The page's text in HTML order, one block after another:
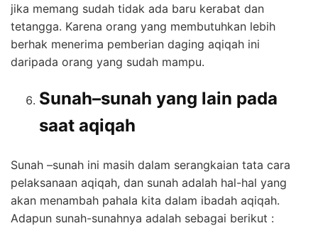
jika memang sudah tidak ada baru kerabat dan
tetangga. Karena orang yang membutuhkan lebih
berhak menerima pemberian daging aqiqah ini
daripada orang yang sudah mampu.
Sunah–sunah yang lain pada
saat aqiqah
Sunah –sunah ini masih dalam serangkaian tata cara
pelaksanaan aqiqah, dan sunah adalah hal-hal yang
akan menambah pahala kita dalam ibadah aqiqah.
Adapun sunah-sunahnya adalah sebagai berikut :